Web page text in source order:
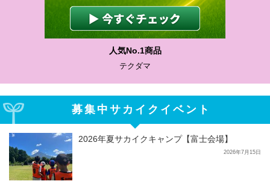
人気No.1商品
テクダマ
募集中サカイクイベント
2026年夏サカイクキャンプ【富士会場】
2026年7月15日